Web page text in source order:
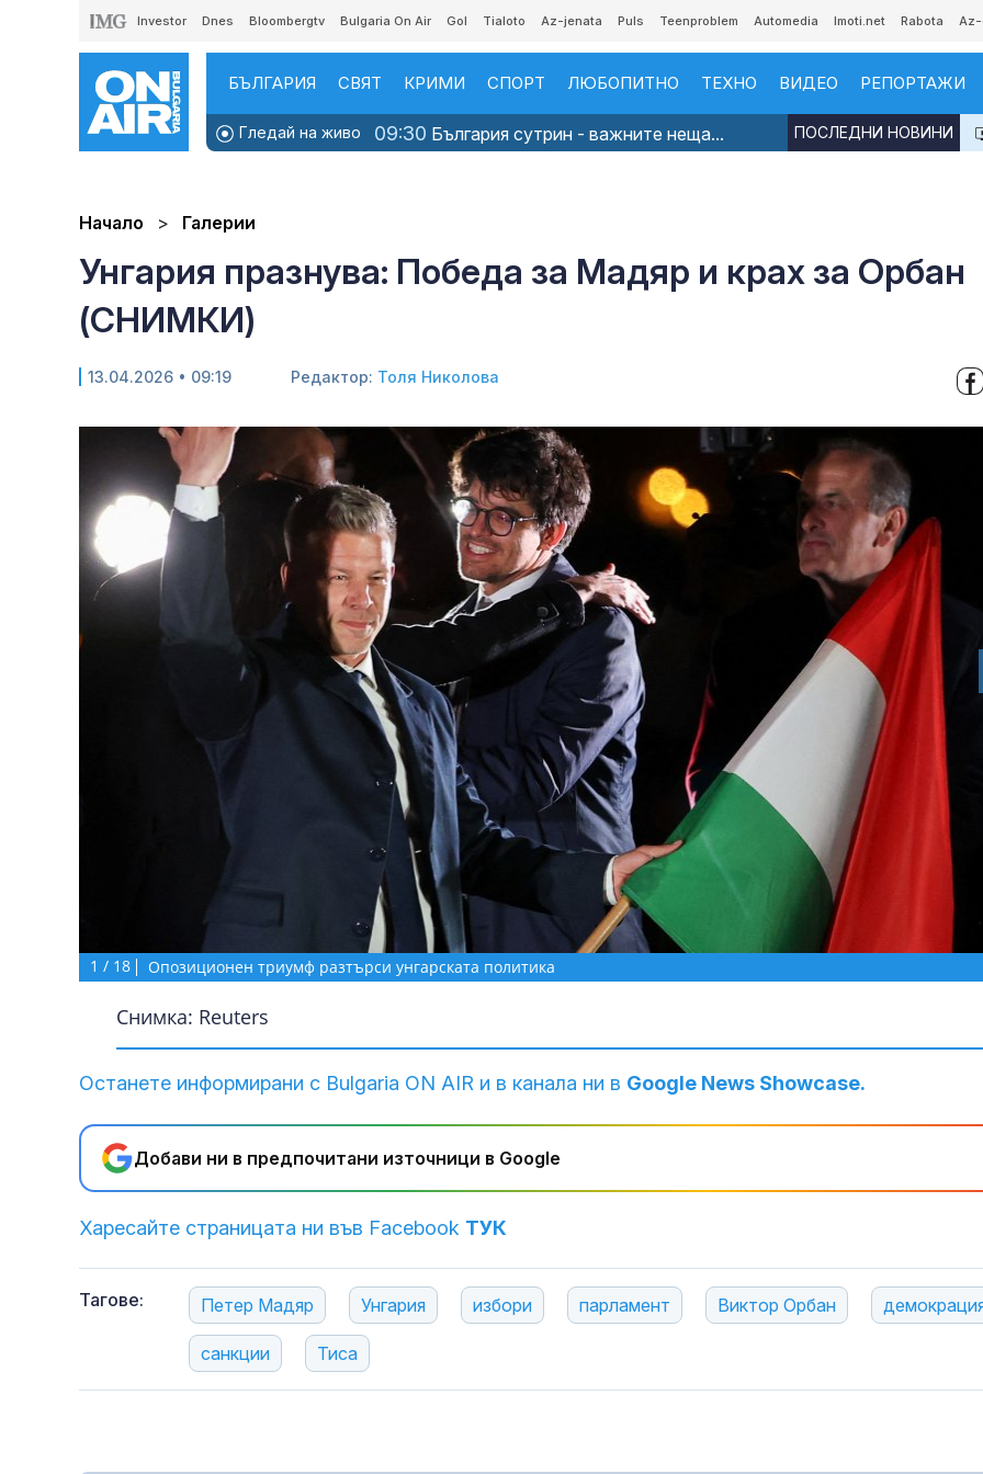
Investor Dnes Bloombergtv Bulgaria On Air Gol Tialoto Az-jenata Puls Teenproblem Automedia Imoti.net Rabota
БЪЛГАРИЯ СВЯТ КРИМИ СПОРТ ЛЮБОПИТНО ТЕХНО ВИДЕО РЕПОРТАЖИ
Гледай на живо 09:30 България сутрин - важните неща... ПОСЛЕДНИ НОВИНИ
Начало Галерии
Унгария празнува: Победа за Мадяр и крах за Орбан
(СНИМКИ)
13.04.2026 • 09:19 Редактор: Толя Николова
1 / 18 Опозиционен триумф разтърси унгарската политика
Снимка: Reuters
Останете информирани с Bulgaria ON AIR и в канала ни в Google News Showcase.
Добави ни в предпочитани източници в Google
Харесайте страницата ни във Facebook ТУК
Тагове: Петер Мадяр Унгария избори парламент Виктор Орбан
санкции Тиса
Човешка
една от